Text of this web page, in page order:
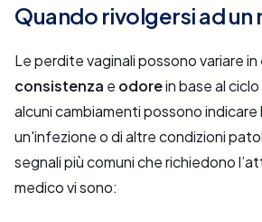
Quando rivolgersi ad un
Le perdite vaginali possono variare in
consistenza e odorein base al
alcuni cambiamenti possono indicare
un'infezione o di altre condizioni
segnali più comuni che richiedono
medico vi sono: